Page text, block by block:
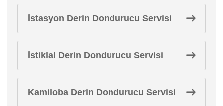
İstasyon Derin Dondurucu Servisi
İstiklal Derin Dondurucu Servisi
Kamiloba Derin Dondurucu Servisi